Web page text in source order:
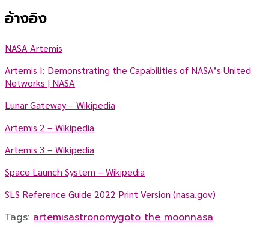
อ้างอิง
NASA Artemis
Artemis I: Demonstrating the Capabilities of NASA’s United
Networks | NASA
Lunar Gateway – Wikipedia
Artemis 2 – Wikipedia
Artemis 3 – Wikipedia
Space Launch System – Wikipedia
SLS Reference Guide 2022 Print Version (nasa.gov)
Tags: artemisastronomygoto the moonnasa